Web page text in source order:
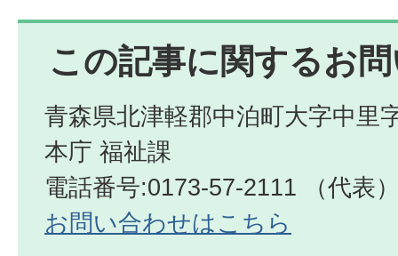
この記事に関するお
青森県北津軽郡中泊町大字中里
本庁 福祉課
電話番号:0173-57-2111 （代表
お問い合わせはこちら